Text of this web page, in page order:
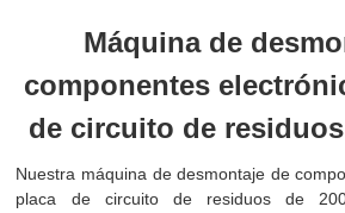
Máquina de
componentes
de circuito de
Nuestra máquina de desmontaje de
placa de circuito de residuos de